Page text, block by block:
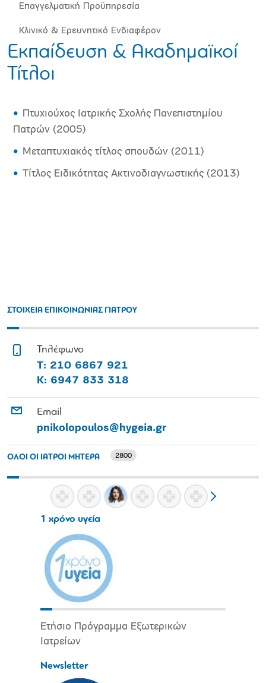
Επαγγελματική Προϋπηρεσία
Κλινικό & Ερευνητικό Ενδιαφέρον
Εκπαίδευση & Ακαδημαϊκοί
Τίτλοι
Πτυχιούχος Ιατρικής Σχολής Πανεπιστημίου
Πατρών (2005)
Μεταπτυχιακός τίτλος σπουδών (2011)
Τίτλος Ειδικότητας Ακτινοδιαγνωστικής (2013)
ΣΤΟΙΧΕΙΑ ΕΠΙΚΟΙΝΩΝΙΑΣ ΓΙΑΤΡΟΥ
Τηλέφωνο
Τ: 210 6867 921
Κ: 6947 833 318
Email
pnikolopoulos@hygeia.gr
ΟΛΟΙ ΟΙ ΙΑΤΡΟΙ ΜΗΤΕΡΑ 2800
1 χρόνο υγεία
Ετήσιο Πρόγραμμα Εξωτερικών
Ιατρείων
Newsletter